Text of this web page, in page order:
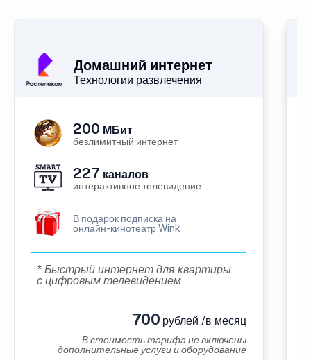
Домашний интернет
Технологии развлечения
200 МБит
безлимитный интернет
227 каналов
интерактивное телевидение
В подарок подписка на
онлайн-кинотеатр Wink
* Быстрый интернет для квартиры
с цифровым телевидением
700 рублей /в месяц
В стоимость тарифа не включены
дополнительные услуги и оборудование